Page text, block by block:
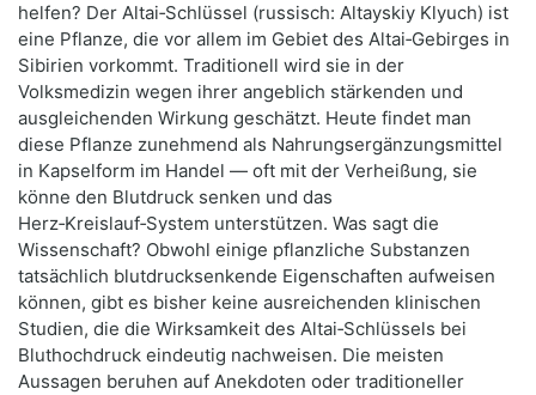
helfen? Der Altai‑Schlüssel (russisch: Altayskiy Klyuch) ist
eine Pflanze, die vor allem im Gebiet des Altai‑Gebirges in
Sibirien vorkommt. Traditionell wird sie in der
Volksmedizin wegen ihrer angeblich stärkenden und
ausgleichenden Wirkung geschätzt. Heute findet man
diese Pflanze zunehmend als Nahrungsergänzungsmittel
in Kapselform im Handel — oft mit der Verheißung, sie
könne den Blutdruck senken und das
Herz‑Kreislauf‑System unterstützen. Was sagt die
Wissenschaft? Obwohl einige pflanzliche Substanzen
tatsächlich blutdrucksenkende Eigenschaften aufweisen
können, gibt es bisher keine ausreichenden klinischen
Studien, die die Wirksamkeit des Altai‑Schlüssels bei
Bluthochdruck eindeutig nachweisen. Die meisten
Aussagen beruhen auf Anekdoten oder traditioneller